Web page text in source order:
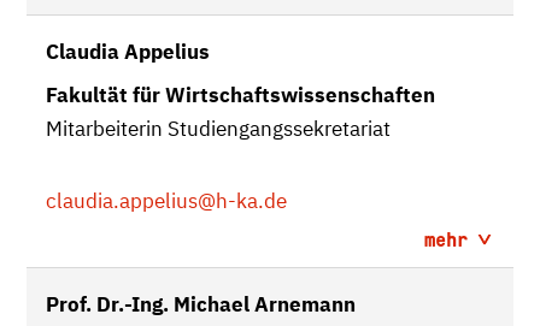
Claudia Appelius
Fakultät für Wirtschaftswissenschaften
Mitarbeiterin Studiengangssekretariat
claudia.appelius@h-ka.de
mehr
Prof. Dr.-Ing. Michael Arnemann